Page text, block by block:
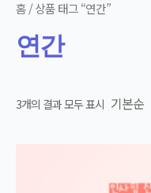
홈/ 상품 태그 “연간”
연간
3개의 결과 모두 표시